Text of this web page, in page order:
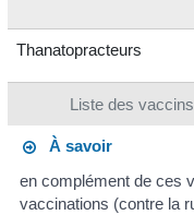
Liste des
Thanatopracteurs
À savoir
en complément de ces
vaccinations (contre la